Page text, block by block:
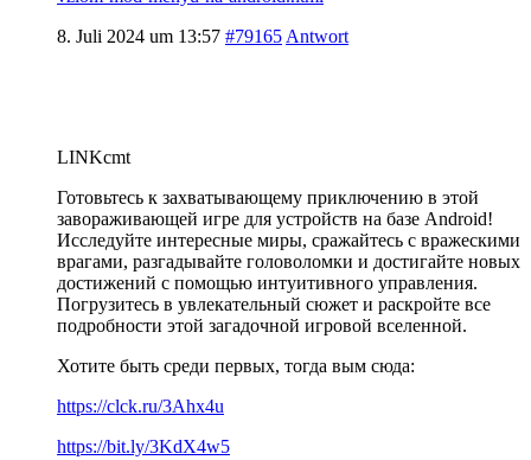
8. Juli 2024 um 13:57 #79165 Antwort
LINKcmt
Готовьтесь к захватывающему приключению в этой
завораживающей игре для устройств на базе Android!
Исследуйте интересные миры, сражайтесь с вражескими
врагами, разгадывайте головоломки и достигайте новых
достижений с помощью интуитивного управления.
Погрузитесь в увлекательный сюжет и раскройте все
подробности этой загадочной игровой вселенной.
Хотите быть среди первых, тогда вым сюда:
https://clck.ru/3Ahx4u
https://bit.ly/3KdX4w5